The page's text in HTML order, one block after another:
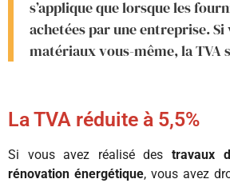
s’applique que lorsque les
achetées par une entreprise. Si
matériaux vous-même, la TVA
La TVA réduite à 5,5%
Si vous avez réalisé des travaux
rénovation énergétique, vous avez